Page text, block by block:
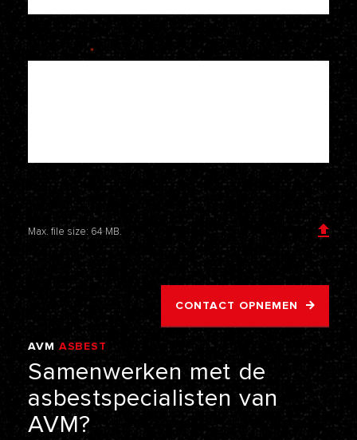
Je bericht *
Voeg een bijlage toe
Max. file size: 64 MB.
CONTACT OPNEMEN
AVM ASBEST
Samenwerken met de
asbestspecialisten van
AVM?